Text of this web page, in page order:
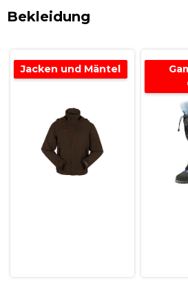
Bekleidung
Jacken und Mäntel